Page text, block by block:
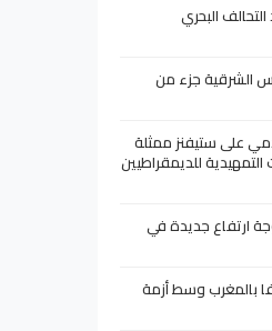
البحري
الشرقية جزء من
على ستيفنز ممثلة
التمهيدية للديمقراطيين
ارتفاع جديدة في
بالمغرب وسط أزمة